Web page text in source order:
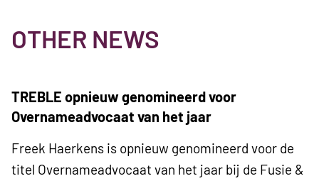
OTHER NEWS
TREBLE opnieuw genomineerd voor
Overnameadvocaat van het jaar
Freek Haerkens is opnieuw genomineerd voor de
titel Overnameadvocaat van het jaar bij de Fusie &